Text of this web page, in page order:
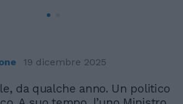
19 dicembre 2025
da qualche anno. Un politico